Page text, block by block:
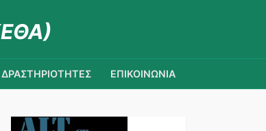
ΔΡΑΣΤΗΡΙΟΤΗΤΕΣ ΕΠΙΚΟΙΝΩΝΙΑ